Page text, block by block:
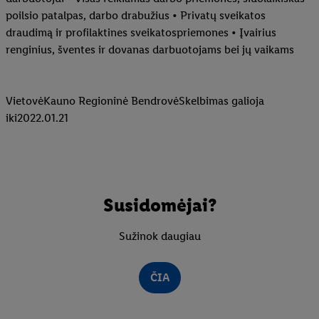
poilsio patalpas, darbo drabužius • Privatų sveikatos
draudimą ir profilaktines sveikatospriemones • Įvairius
renginius, šventes ir dovanas darbuotojams bei jų vaikams
VietovėKauno Regioninė BendrovėSkelbimas galioja
iki2022.01.21
Susidomėjai?
Sužinok daugiau
ČIA
privatumo politikoje
čia